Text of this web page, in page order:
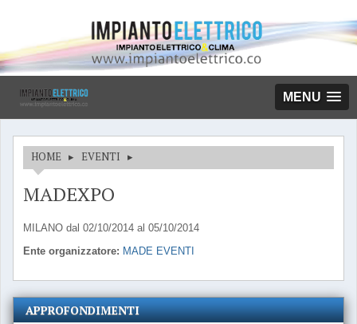
MENU
HOME ▸ EVENTI ▸
MADEXPO
MILANO dal 02/10/2014 al 05/10/2014
Ente organizzatore: MADE EVENTI
APPROFONDIMENTI